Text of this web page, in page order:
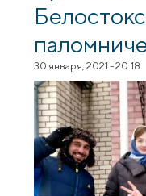
30 января, 2021 - 20:18